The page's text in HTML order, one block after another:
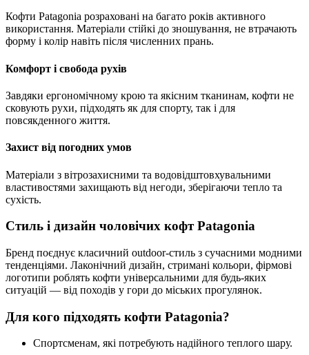
Кофти Patagonia розраховані на багато років активного
використання. Матеріали стійкі до зношування, не втрачають
форму і колір навіть після численних прань.
Комфорт і свобода рухів
Завдяки ергономічному крою та якісним тканинам, кофти не
сковують рухи, підходять як для спорту, так і для
повсякденного життя.
Захист від погодних умов
Матеріали з вітрозахисними та водовідштовхувальними
властивостями захищають від негоди, зберігаючи тепло та
сухість.
Стиль і дизайн чоловічих кофт Patagonia
Бренд поєднує класичний outdoor-стиль з сучасними модними
тенденціями. Лаконічний дизайн, стримані кольори, фірмові
логотипи роблять кофти універсальними для будь-яких
ситуацій — від походів у гори до міських прогулянок.
Для кого підходять кофти Patagonia?
Спортсменам, які потребують надійного теплого шару.